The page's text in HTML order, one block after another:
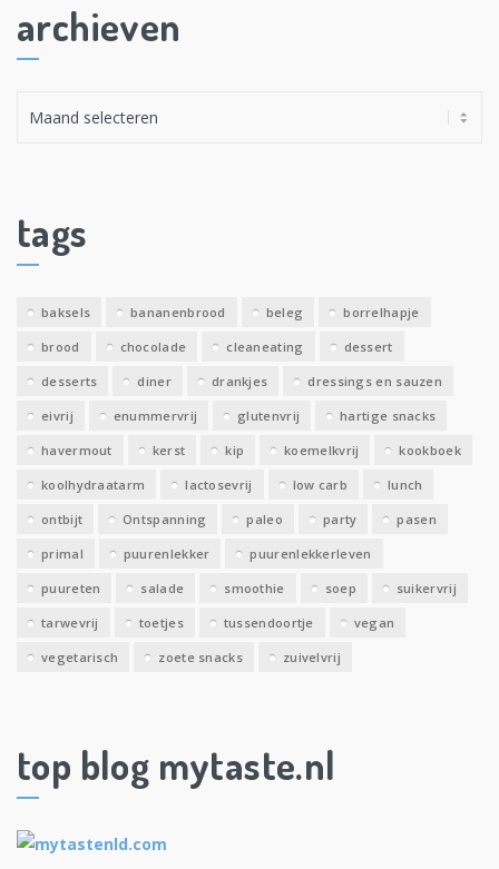
archieven
e
v
tags
baksels bananenbrood beleg borrelhapje
brood chocolade cleaneating dessert
desserts diner drankjes dressings en sauzen
eivrij enummervrij glutenvrij hartige snacks
havermout kerst kip koemelkvrij kookboek
koolhydraatarm lactosevrij low carb lunch
ontbijt Ontspanning paleo party pasen
primal puurenlekker puurenlekkerleven
puureten salade smoothie soep suikervrij
tarwevrij toetjes tussendoortje vegan
vegetarisch zoete snacks zuivelvrij
top blog mytaste.nl